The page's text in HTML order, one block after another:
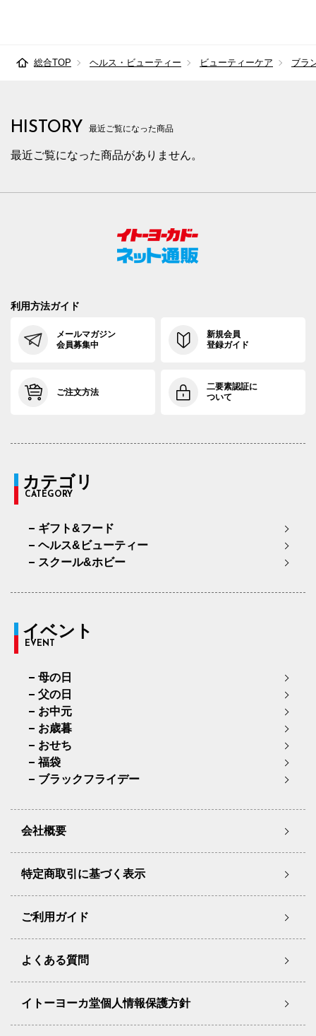
総合TOP ヘルス・ビューティー ビューティーケア ブラ
HISTORY 最近ご覧になった商品
最近ご覧になった商品がありません。
利用方法ガイド
メールマガジン
会員募集中
新規会員
登録ガイド
ご注文方法
二要素認証に
ついて
カテゴリ
CATEGORY
ギフト&フード
ヘルス&ビューティー
スクール&ホビー
イベント
EVENT
母の日
父の日
お中元
お歳暮
おせち
福袋
ブラックフライデー
会社概要
特定商取引に基づく表示
ご利用ガイド
よくある質問
イトーヨーカ堂個人情報保護方針